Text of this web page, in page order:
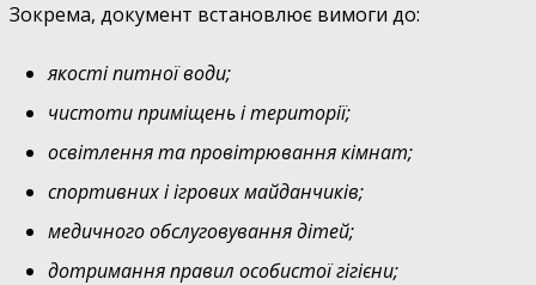
Зокрема, документ встановлює вимоги до:
якості питної води;
чистоти приміщень і території;
освітлення та провітрювання кімнат;
спортивних і ігрових майданчиків;
медичного обслуговування дітей;
дотримання правил особистої гігієни;